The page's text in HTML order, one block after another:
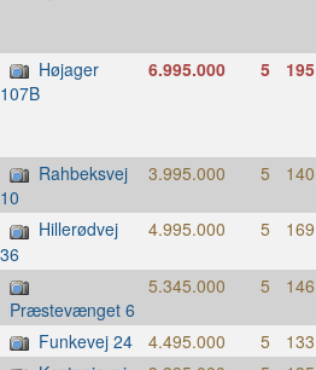
Højager
107B
6.995.000 5 195
Rahbeksvej
10
3.995.000 5 140
Hillerødvej
36
4.995.000 5 169
Præstevænget 6
5.345.000 5 146
Funkevej 24 4.495.000 5 133